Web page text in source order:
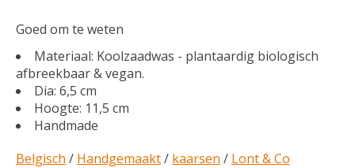
Goed om te weten
Materiaal: Koolzaadwas - plantaardig biologisch
afbreekbaar & vegan.
Dia: 6,5 cm
Hoogte: 11,5 cm
Handmade
Belgisch / Handgemaakt/ kaarsen / Lont & Co